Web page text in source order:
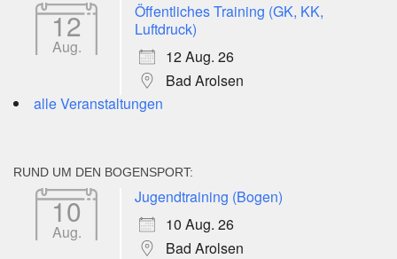
12
Aug.
Öffentliches Training (GK, KK,
Luftdruck)
12 Aug. 26
Bad Arolsen
alle Veranstaltungen
RUND UM DEN BOGENSPORT:
10
Aug.
Jugendtraining (Bogen)
10 Aug. 26
Bad Arolsen